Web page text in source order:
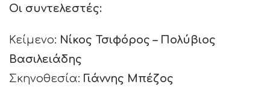
Οι συντελεστές:
Κείμενο: Νίκος Τσιφόρος – Πολύβιος
Βασιλειάδης
Σκηνοθεσία: Γιάννης Μπέζος